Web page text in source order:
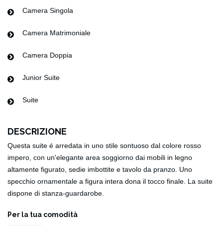
Camera Singola
Camera Matrimoniale
Camera Doppia
Junior Suite
Suite
DESCRIZIONE
Questa suite é arredata in uno stile sontuoso dal colore rosso
impero, con un'elegante area soggiorno dai mobili in legno
altamente figurato, sedie imbottite e tavolo da pranzo. Uno
specchio ornamentale a figura intera dona il tocco finale. La suite
dispone di stanza-guardarobe.
Per la tua comodità